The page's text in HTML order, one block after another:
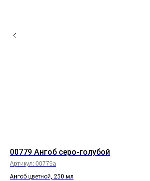
00779 Ангоб серо-голубой
Артикул: 00779а
Ангоб цветной, 250 мл